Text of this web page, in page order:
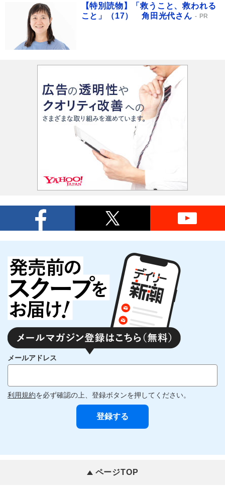
【特別読物】「救うこと、救われる
こと」（17） 角田光代さん
PR
メールアドレス
利用規約を必ず確認の上、登録ボタンを押してください。
ページTOP